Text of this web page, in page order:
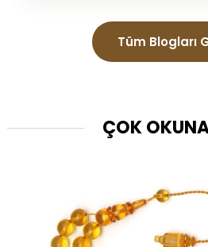
Tüm Blogları
ÇOK